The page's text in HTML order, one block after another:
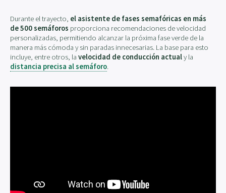
Durante el trayecto, el asistente de fases semafóricas en más
de 500 semáforos proporciona recomendaciones de velocidad
personalizadas, permitiendo alcanzar la próxima fase verde de la
manera más cómoda y sin paradas innecesarias. La base para esto
incluye, entre otros, la velocidad de conducción actualy la
distancia precisa al semáforo.